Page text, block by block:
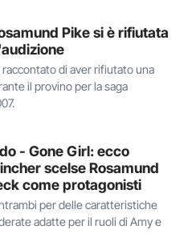
Pike si è rifiutata
raccontato di aver rifiutato una
il provino per la saga
- Gone Girl: ecco
scelse Rosamund
come protagonisti
per delle caratteristiche
adatte per il ruoli di Amy e